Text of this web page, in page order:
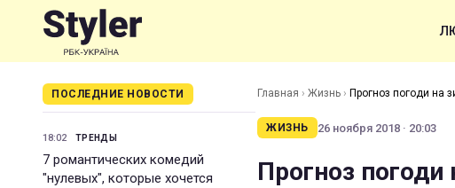
ПОСЛЕДНИЕ НОВОСТИ
18:02 ТРЕНДЫ
7 романтических комедий
"нулевых", которые хочется
Главная › Жизнь › Прогноз погоди на
ЖИЗНЬ 26 ноября 2018 · 20:03
Прогноз погоди